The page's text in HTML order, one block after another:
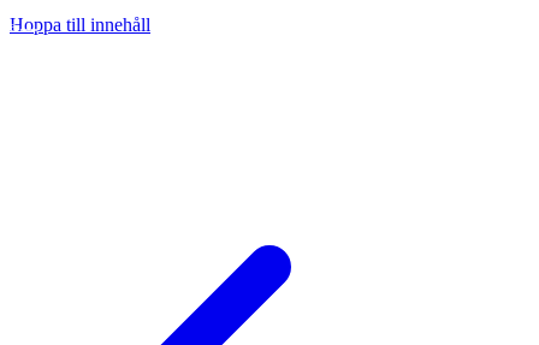
Hoppa till innehåll